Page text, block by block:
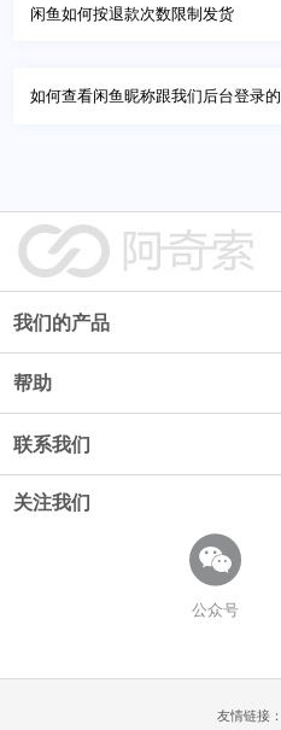
闲鱼如何按退款次数限制发货
如何查看闲鱼昵称跟我们后台登录
我们的产品
自动发货
帮助
使用教程
卡券工具
联系我们
使用咨询
关注我们
公众号
友情链接：